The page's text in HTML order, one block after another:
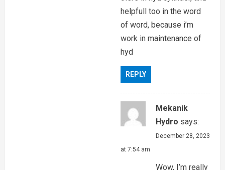
helpfull too in the word
of word, because i’m
work in maintenance of
hyd
REPLY
Mekanik
Hydro says:
December 28, 2023
at 7:54 am
Wow, I’m really